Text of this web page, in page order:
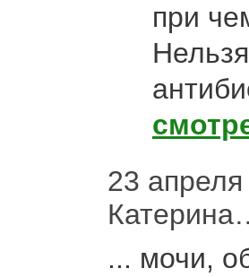
при
23 апреля
... мочи,